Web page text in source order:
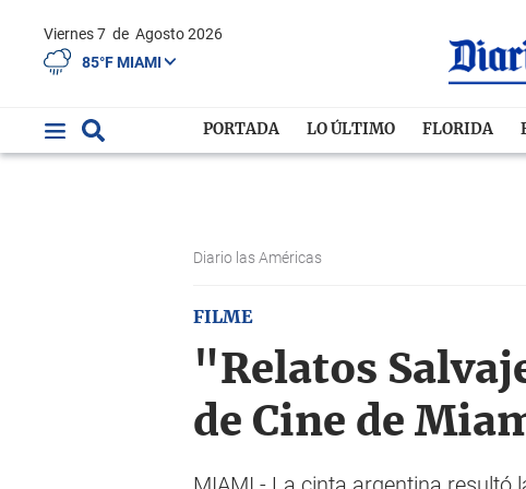
Viernes 7 de Agosto 2026
85°F MIAMI
PORTADA LO ÚLTIMO FLORIDA
Diario las Américas
FILME
"Relatos
de Cine de